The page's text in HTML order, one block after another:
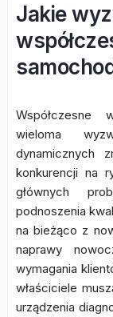
Jakie
Współczesne
wieloma
dynamicznych
konkurencji na
głównych
podnoszenia
na bieżąco z
naprawy
wymagania
właściciele
urządzenia